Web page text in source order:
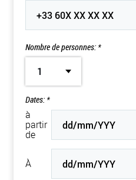
Nombre de personnes: *
1
Dates: *
à
partir
de
À